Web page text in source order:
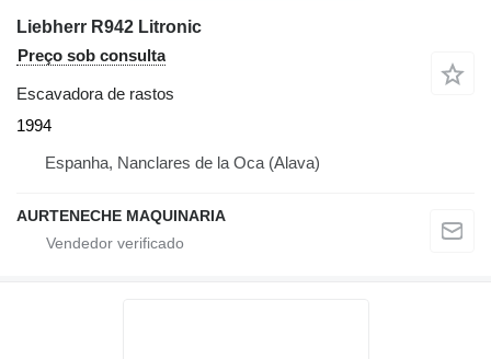
Liebherr R942 Litronic
Preço sob consulta
Escavadora de rastos
1994
Espanha, Nanclares de la Oca (Alava)
AURTENECHE MAQUINARIA